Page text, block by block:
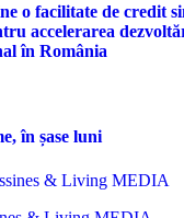
o facilitate de credit
accelerarea
în România
în șase luni